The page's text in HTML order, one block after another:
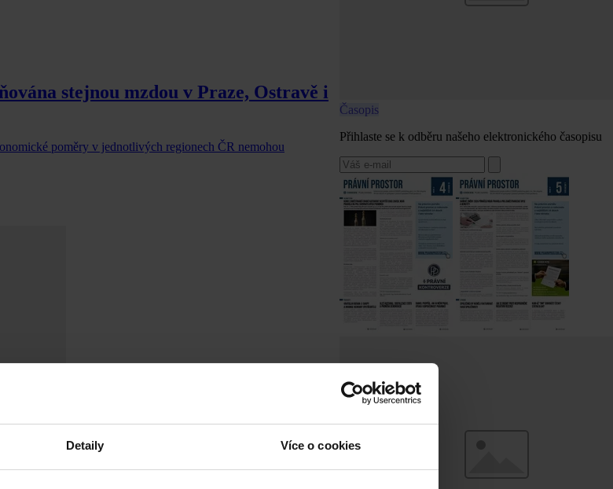
Detaily Více o cookies
stejnou mzdou v Praze, Ostravě i
poměry v jednotlivých regionech ČR nemohou
Časopis
Přihlaste se k odběru našeho elektronického časopisu